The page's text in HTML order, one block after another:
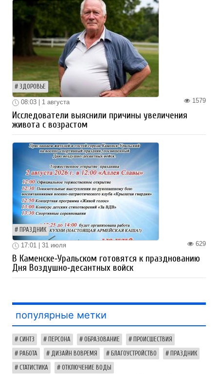
ЗДОРОВЬЕ
1579
08:03 | 1 августа
Исследователи выяснили причины увеличения
живота с возрастом
ПРАЗДНИК
629
17:01 | 31 июля
В Каменске‑Уральском готовятся к празднованию
Дня Воздушно‑десантных войск
популярные метки
СИНТЗ ПЕРСОНА ОБРАЗОВАНИЕ ПРОИСШЕСТВИЯ
РАБОТА ДИЗАЙН ВОВРЕМЯ БЛАГОУСТРОЙСТВО ПРАЗДНИК
СТАТИСТИКА ОТКЛЮЧЕНИЕ ВОДЫ